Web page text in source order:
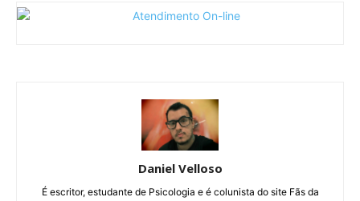
Daniel Velloso
É escritor, estudante de Psicologia e é colunista do site Fãs da